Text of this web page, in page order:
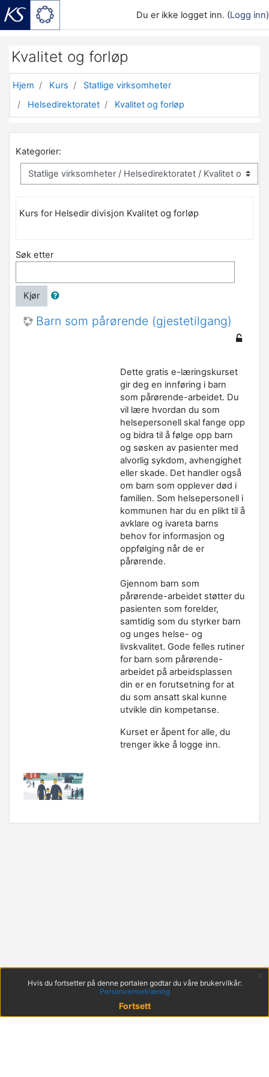
Du er ikke logget inn. (Logg inn)
Kvalitet og forløp
Hjem Kurs
Statlige virksomheter
Helsedirektoratet
Kvalitet og forløp
Kategorier:
Kurs for Helsedir divisjon Kvalitet og forløp
Søk etter
Kjør
Barn som pårørende (gjestetilgang)
Dette gratis e-læringskurset
gir deg en innføring i barn
som pårørende-arbeidet. Du
vil lære hvordan du som
helsepersonell skal fange opp
og bidra til å følge opp barn
og søsken av pasienter med
alvorlig sykdom, avhengighet
eller skade. Det handler også
om barn som opplever død i
familien. Som helsepersonell i
kommunen har du en plikt til å
avklare og ivareta barns
behov for informasjon og
oppfølging når de er
pårørende.
Gjennom barn som
pårørende-arbeidet støtter du
pasienten som forelder,
samtidig som du styrker barn
og unges helse- og
livskvalitet. Gode felles rutiner
for barn som pårørende-
arbeidet på arbeidsplassen
din er en forutsetning for at
du som ansatt skal kunne
utvikle din kompetanse.
Kurset er åpent for alle, du
trenger ikke å logge inn.
Hvis du fortsetter på denne portalen godtar du våre brukervilkår:
Personvernerklæring
Fortsett
x